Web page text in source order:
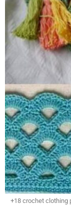
+18 crochet clothing